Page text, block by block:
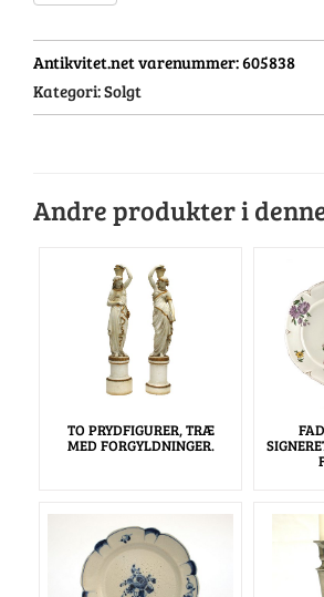
Antikvitet.net varenummer:605838
Kategori:Solgt
Andre produkter i
TO PRYDFIGURER, TRÆ
MED FORGYLDNINGER.